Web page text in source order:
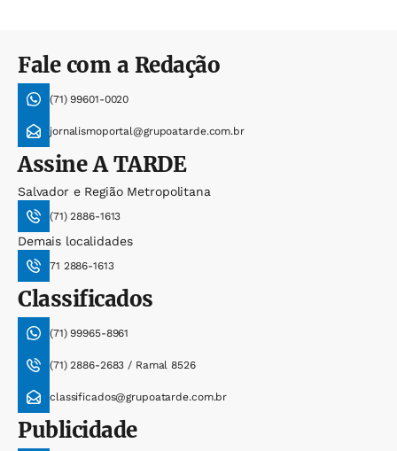
Fale com a Redação
(71) 99601-0020
jornalismoportal@grupoatarde.com.br
AssineA TARDE
Salvador e Região Metropolitana
(71) 2886-1613
Demais localidades
71 2886-1613
Classificados
(71) 99965-8961
(71) 2886-2683 / Ramal 8526
classificados@grupoatarde.com.br
Publicidade